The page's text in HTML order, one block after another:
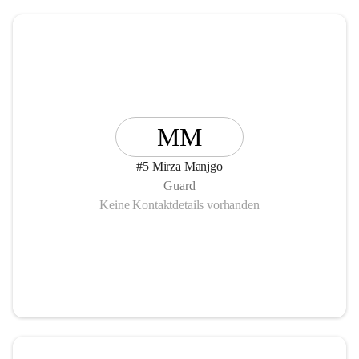
MM
#5 Mirza Manjgo
Guard
Keine Kontaktdetails vorhanden